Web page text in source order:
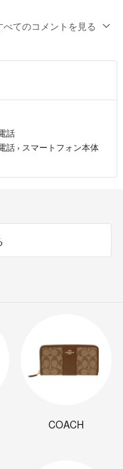
クは開けていない状態で
ろしくおねがいします
べてのコメントを見る
話
話 › スマートフォン本体
COACH